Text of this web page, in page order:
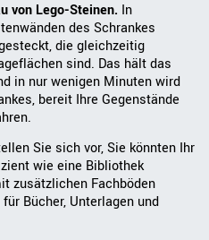
von Lego-Steinen. In
des Schrankes
die gleichzeitig
sind. Das hält das
in nur wenigen Minuten wird
bereit Ihre Gegenstände
Sie sich vor, Sie könnten Ihr
wie eine Bibliothek
zusätzlichen Fachböden
Bücher, Unterlagen und